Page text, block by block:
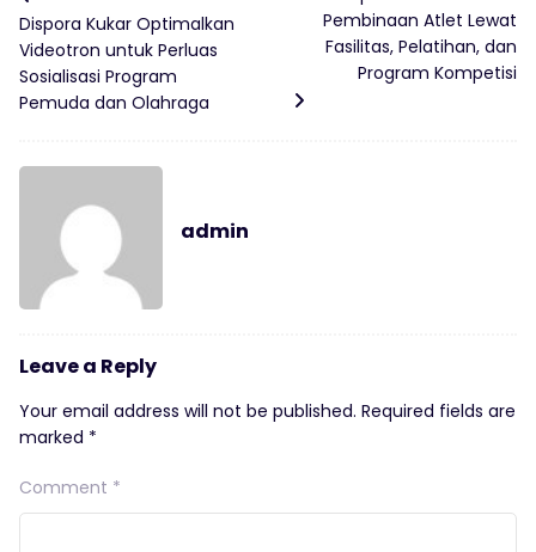
Dispora Kukar Optimalkan
Videotron untuk Perluas
Sosialisasi Program
Pemuda dan Olahraga
Pembinaan Atlet Lewat
Fasilitas, Pelatihan, dan
Program Kompetisi
admin
Leave a Reply
Your email address will not be published. Required fields are
marked *
Comment *